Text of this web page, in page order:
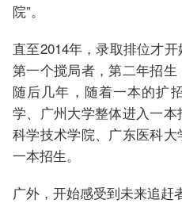
院”。
直至2014年，录取排位才
第一个搅局者，第二年招生
随后几年，随着一本的扩
学、广州大学整体进入一
科学技术学院、广东医科
一本招生。
广外，开始感受到未来追赶